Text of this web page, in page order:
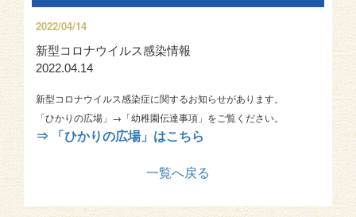
2022/04/14
新型コロナウイルス感染情報
2022.04.14
新型コロナウイルス感染症に関するお知らせがあります。
「ひかりの広場」→「幼稚園伝達事項」をご覧ください。
⇒ 「ひかりの広場」はこちら
一覧へ戻る